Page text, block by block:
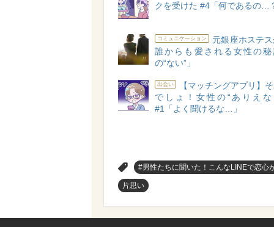
クを受けた #4「何であるの…
コミュニケーション
元銀座ホステ
誰からも愛される女性の
の“ない”」
出会い
【マッチングアプリ】
でしょ！女性の“ありえ
#1「よく聞けるな…」
#男性たちに聞いた！こんなLINEで恋心
片思い